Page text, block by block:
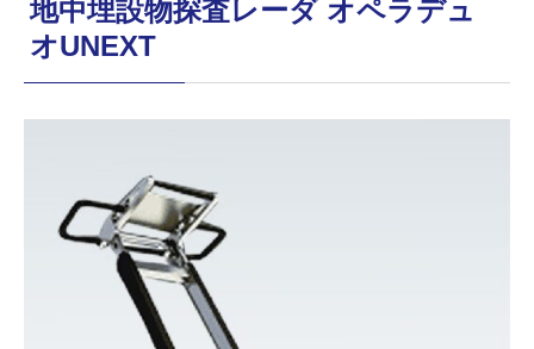
地中埋設物探査レーダ オペラデュ
オUNEXT